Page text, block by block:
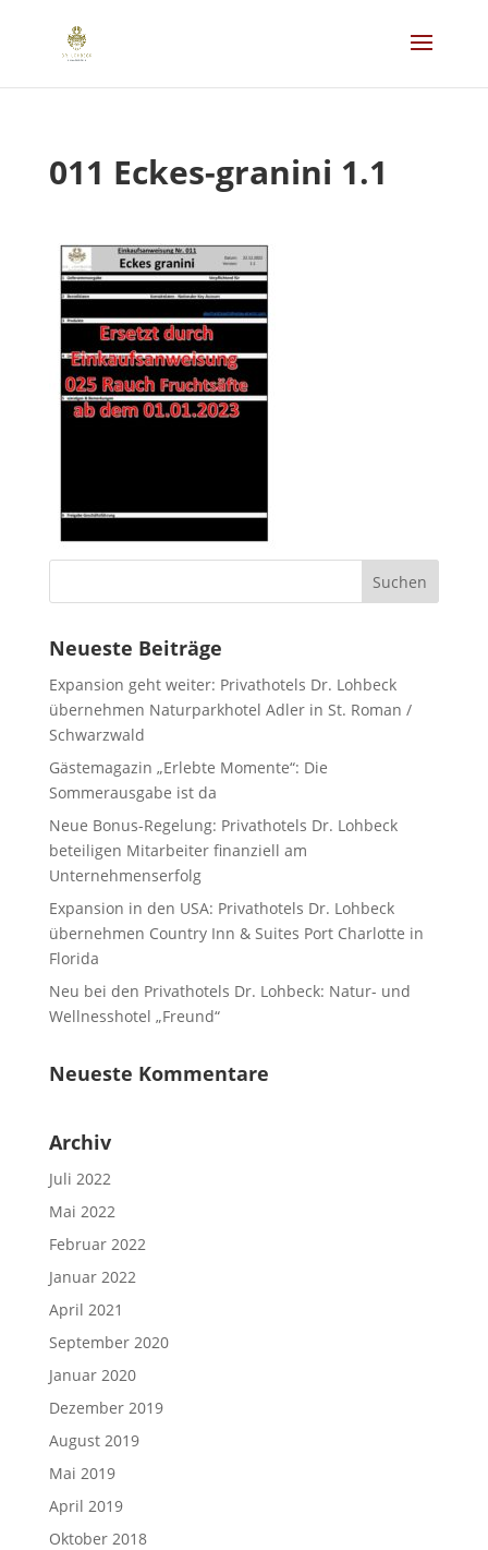
011 Eckes-granini 1.1
Neueste Beiträge
Expansion geht weiter: Privathotels Dr. Lohbeck
übernehmen Naturparkhotel Adler in St. Roman /
Schwarzwald
Gästemagazin „Erlebte Momente“: Die
Sommerausgabe ist da
Neue Bonus-Regelung: Privathotels Dr. Lohbeck
beteiligen Mitarbeiter finanziell am
Unternehmenserfolg
Expansion in den USA: Privathotels Dr. Lohbeck
übernehmen Country Inn & Suites Port Charlotte in
Florida
Neu bei den Privathotels Dr. Lohbeck: Natur- und
Wellnesshotel „Freund“
Neueste Kommentare
Archiv
Juli 2022
Mai 2022
Februar 2022
Januar 2022
April 2021
September 2020
Januar 2020
Dezember 2019
August 2019
Mai 2019
April 2019
Oktober 2018